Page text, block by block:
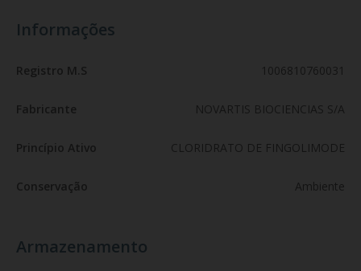
Informações
Registro M.S 1006810760031
Fabricante NOVARTIS BIOCIENCIAS S/A
Princípio Ativo CLORIDRATO DE FINGOLIMODE
Conservação Ambiente
Armazenamento